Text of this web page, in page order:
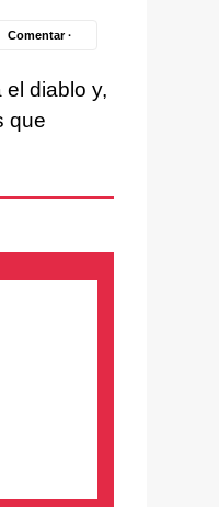
Comentar ·
diablo y,
que